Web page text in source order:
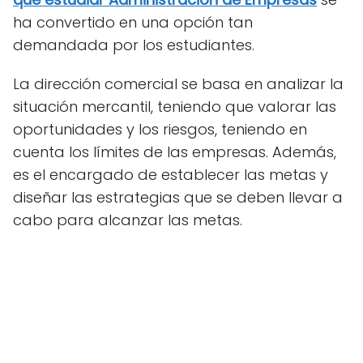
ha convertido en una opción tan
demandada por los estudiantes.
La dirección comercial se basa en analizar la
situación mercantil, teniendo que valorar las
oportunidades y los riesgos, teniendo en
cuenta los límites de las empresas. Además,
es el encargado de establecer las metas y
diseñar las estrategias que se deben llevar a
cabo para alcanzar las metas.